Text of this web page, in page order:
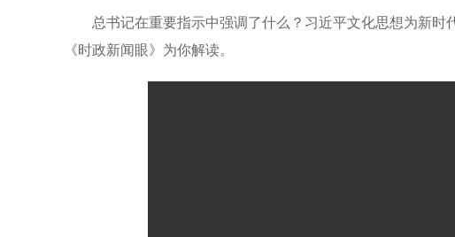
总书记在重要指示中强调了什么？习近平文化思想为新时
《时政新闻眼》为你解读。